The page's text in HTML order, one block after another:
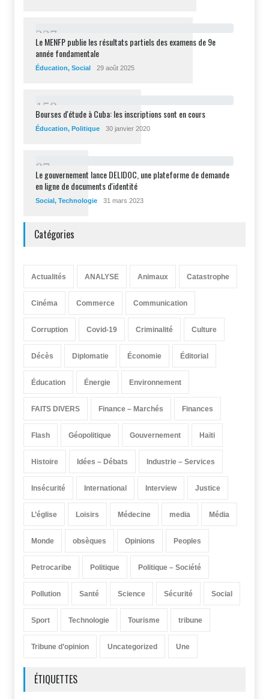
227
Le MENFP publie les résultats partiels des examens de 9e
année fondamentale
Éducation, Social 29 août 2025
1 58
Bourses d'étude à Cuba: les inscriptions sont en cours
Éducation, Politique 30 janvier 2020
87
Le gouvernement lance DELIDOC, une plateforme de demande
en ligne de documents d'identité
Social , Technologie 31 mars 2023
Catégories
Actualités ANALYSE Animaux Catastrophe
Cinéma Commerce Communication
Corruption Covid-19 Criminalité Culture
Décès Diplomatie Économie Éditorial
Éducation Énergie Environnement
FAITS DIVERS Finance – Marchés Finances
Flash Géopolitique Gouvernement Haïti
Histoire Idées – Débats Industrie – Services
Insécurité International Interview Justice
L’église Loisirs Médecine media Média
Monde obsèques Opinions Peoples
Petrocaribe Politique Politique – Société
Pollution Santé Science Sécurité Social
Sport Technologie Tourisme tribune
Tribune d’opinion Uncategorized Une
ÉTIQUETTES